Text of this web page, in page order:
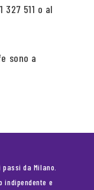
511 o al
sono a
passi da Milano.
indipendente e